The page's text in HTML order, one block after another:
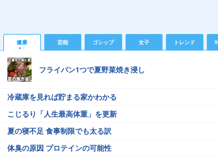
健康 芸能 ゴシップ 女子 トレンド
フライパン1つで夏野菜焼き浸し
冷蔵庫を見れば貯まる家かわかる
こじるり「人生最高体重」を更新
夏の寝不足 食事制限でも太る訳
体臭の原因 プロテインの可能性